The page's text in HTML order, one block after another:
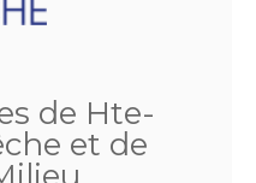
de Hte-
et de